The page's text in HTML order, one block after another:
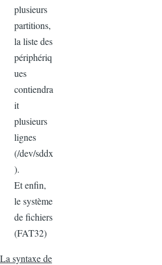
plusieurs
partitions,
la liste des
périphériq
ues
contiendra
it
plusieurs
lignes
(/dev/sddx
).
Et enfin,
le système
de fichiers
(FAT32)
La syntaxe de